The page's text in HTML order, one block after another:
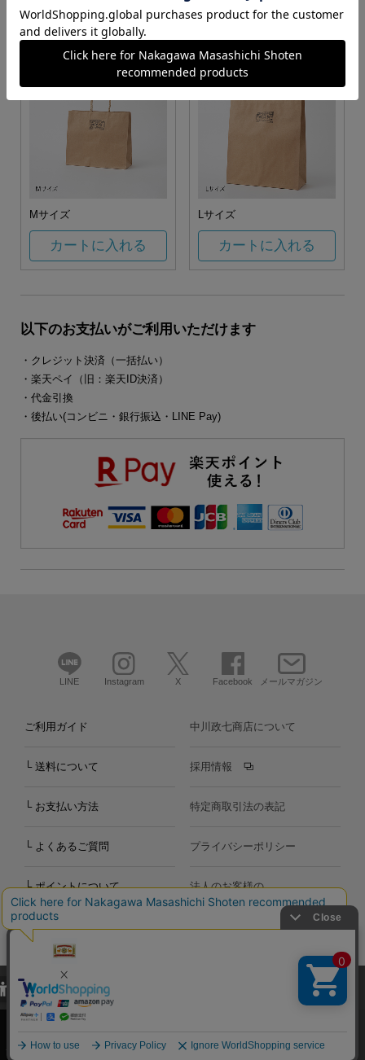
カートに入れる カートに入れる
Mサイズ
カートに入れる
Lサイズ
カートに入れる
以下のお支払いがご利用いただけます
・クレジット決済（一括払い）
・楽天ペイ（旧：楽天ID決済）
・代金引換
・後払い(コンビニ・銀行振込・LINE Pay)
LINE Instagram X Facebook メールマガジン
ご利用ガイド
└ 送料について
└ お支払い方法
└ よくあるご質問
└ ポイントについて
お問い合わせ
中川政七商店について
採用情報
特定商取引法の表記
プライバシーポリシー
法人のお客様の
お問い合わせ
Copyright©2000-2026
Nakagawa Masashichi Shoten All Rights Reserved.
当サイトでは、当サイト内における閲覧履歴・属性情報などの取得およ
び利便性向上のためにクッキー（Cookie）を使用いたします。詳細に
関しては「プライバシーポリシー
承諾する